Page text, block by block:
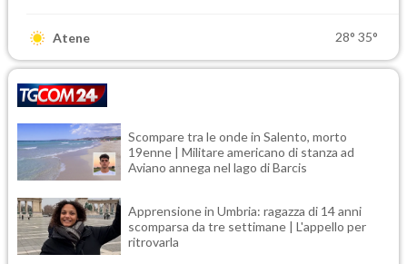
Atene 28° 35°
Scompare tra le onde in Salento, morto
19enne | Militare americano di stanza ad
Aviano annega nel lago di Barcis
Apprensione in Umbria: ragazza di 14 anni
scomparsa da tre settimane | L'appello per
ritrovarla